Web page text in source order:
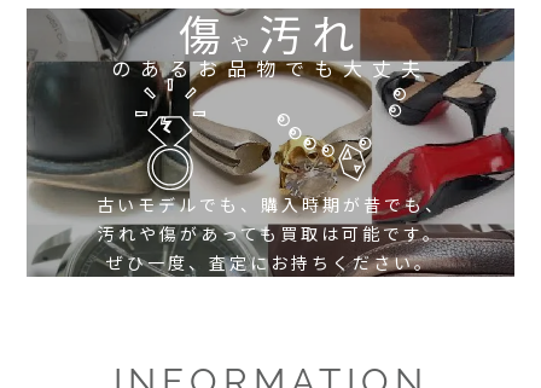
傷や 汚れ
のあるお品物でも大丈夫
古いモデルでも、購入時期が昔でも、
汚れや傷があっても買取は可能です。
ぜひ一度、査定にお持ちください。